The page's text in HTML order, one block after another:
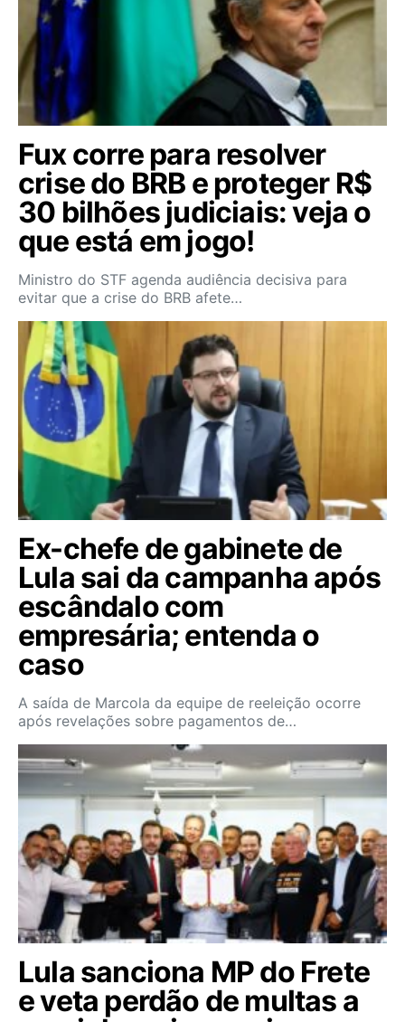
Fux corre para resolver
crise do BRB e proteger R$
30 bilhões judiciais: veja o
que está em jogo!
Ministro do STF agenda audiência decisiva para
evitar que a crise do BRB afete…
Ex-chefe de gabinete de
Lula sai da campanha após
escândalo com
empresária; entenda o
caso
A saída de Marcola da equipe de reeleição ocorre
após revelações sobre pagamentos de…
Lula sanciona MP do Frete
e veta perdão de multas a